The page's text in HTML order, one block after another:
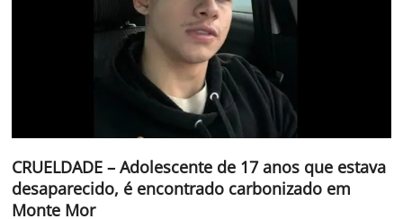
CRUELDADE – Adolescente de 17 anos que estava
desaparecido, é encontrado carbonizado em
Monte Mor